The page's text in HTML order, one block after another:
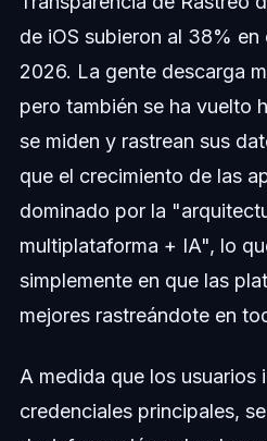
de iOS subieron al 38%
2026. La gente descarga
pero también se ha vuelto
se miden y rastrean sus
que el crecimiento de las
dominado por la
multiplataforma + IA", lo
simplemente en que las
mejores rastreándote en
A medida que los usuarios
credenciales principales,